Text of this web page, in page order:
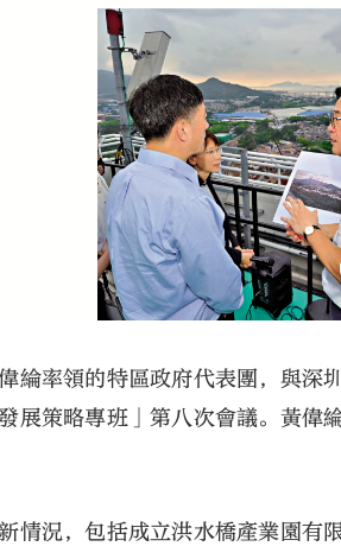
綸率領的特區政府代表團，與深
展策略專班」第八次會議。黃偉
情況，包括成立洪水橋產業園有